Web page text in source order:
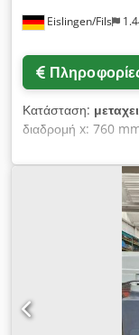
Eislingen/Fils
Κατάσταση:
διαδρομή x: 760
mm Ταχύτητα: 60
διαδρομή: 127
στροφή Εύρος
ατράκτου: SK 30
απαίτηση ισχύος:
Απαιτούμενος
φρεζομηχανών
σχεδιασμό της και
επισκευών καθώς
Ο άξονας Χ είναι